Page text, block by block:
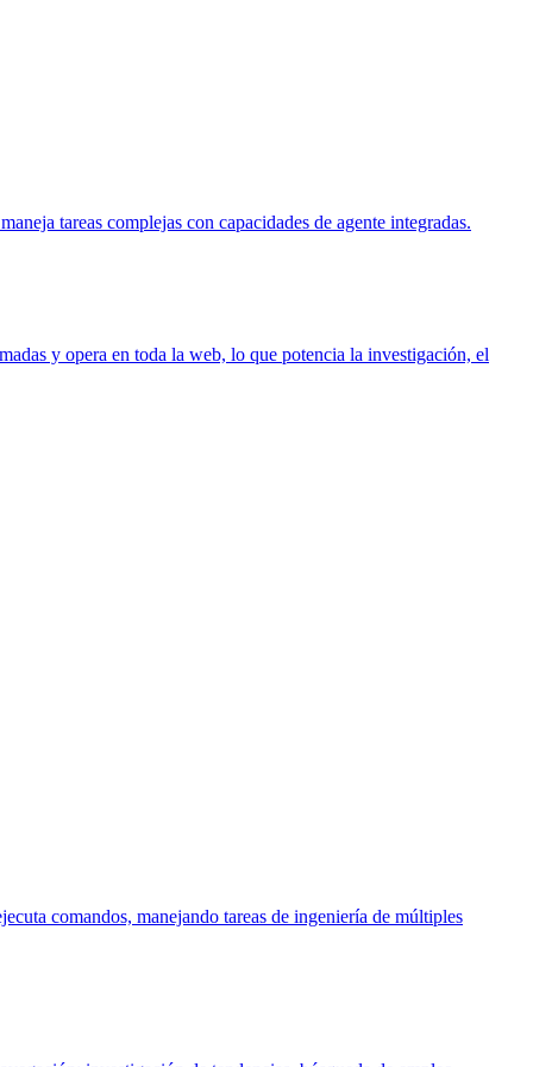
tareas complejas con capacidades de agente integradas.
y opera en toda la web, lo que potencia la investigación, el
comandos, manejando tareas de ingeniería de múltiples